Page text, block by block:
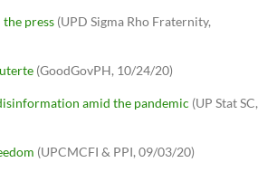
press (UPD Sigma Rho Fraternity,
(GoodGovPH, 10/24/20)
amid the pandemic (UP Stat SC,
(UPCMCFI & PPI, 09/03/20)